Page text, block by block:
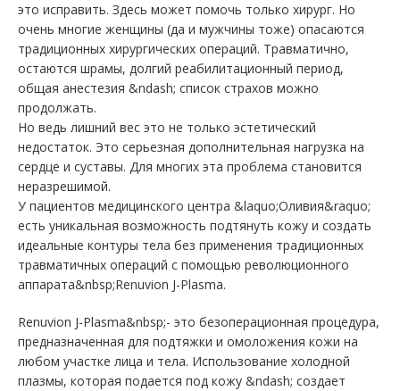
это исправить. Здесь может помочь только хирург. Но
очень многие женщины (да и мужчины тоже) опасаются
традиционных хирургических операций. Травматично,
остаются шрамы, долгий реабилитационный период,
общая анестезия &ndash; список страхов можно
продолжать.
Но ведь лишний вес это не только эстетический
недостаток. Это серьезная дополнительная нагрузка на
сердце и суставы. Для многих эта проблема становится
неразрешимой.
У пациентов медицинского центра &laquo;Оливия&raquo;
есть уникальная возможность подтянуть кожу и создать
идеальные контуры тела без применения традиционных
травматичных операций с помощью революционного
аппарата&nbsp;Renuvion J-Plasma.
Renuvion J-Plasma&nbsp;- это безоперационная процедура,
предназначенная для подтяжки и омоложения кожи на
любом участке лица и тела. Использование холодной
плазмы, которая подается под кожу &ndash; создает